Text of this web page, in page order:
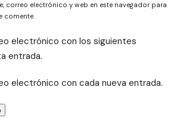
correo electrónico y web en este navegador para
comente.
electrónico con los siguientes
entrada.
electrónico con cada nueva entrada.